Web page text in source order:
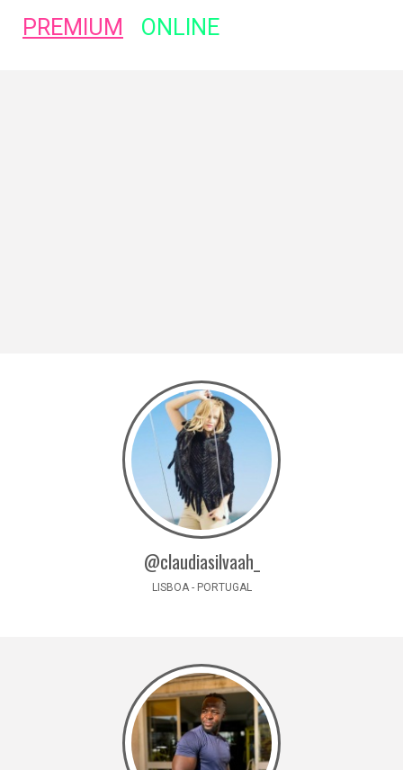
PREMIUM ONLINE
@claudiasilvaah_
LISBOA - PORTUGAL